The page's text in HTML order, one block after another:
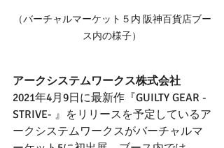
（バーチャルマーケット５内 阪神百貨店ブー
ス内の様子）
アークシステムワークス株式会社
2021年4月9日に最新作『GUILTY GEAR -
STRIVE- 』をリリースを予定しているア
ークシステムワークスがバーチャルマ